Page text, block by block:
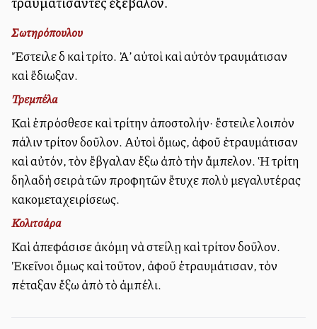
Σωτηρόπουλου
Ἔστειλε δὲ καὶ τρίτο. Ἀλλ’ αὐτοὶ καὶ αὐτὸν τραυμάτισαν
καὶ ἔδιωξαν.
Τρεμπέλα
Καὶ ἐπρόσθεσε καὶ τρίτην ἀποστολήν· ἔστειλε λοιπὸν
πάλιν τρίτον δοῦλον. Αὐτοὶ ὅμως, ἀφοῦ ἐτραυμάτισαν
καὶ αὐτόν, τὸν ἔβγαλαν ἔξω ἀπὸ τὴν ἄμπελον. Ἡ τρίτη
δηλαδὴ σειρὰ τῶν προφητῶν ἔτυχε πολὺ μεγαλυτέρας
κακομεταχειρίσεως.
Κολιτσάρα
Καὶ ἀπεφάσισε ἀκόμη νὰ στείλῃ καὶ τρίτον δοῦλον.
Ἐκεῖνοι ὅμως καὶ τοῦτον, ἀφοῦ ἐτραυμάτισαν, τὸν
πέταξαν ἔξω ἀπὸ τὸ ἀμπέλι.